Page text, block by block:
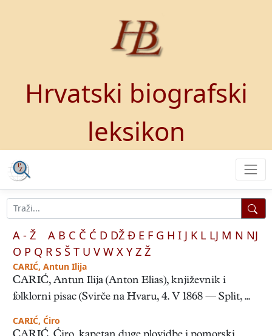
Hrvatski biografski
leksikon
A - Ž A B C Č Ć D DŽ Đ E F G H I J K L LJ M N NJ
O P Q R S Š T U V W X Y Z Ž
CARIĆ, Antun Ilija
CARIĆ, Antun Ilija (Anton Elias), književnik i
folklorni pisac (Svirče na Hvaru, 4. V 1868 — Split, ...
CARIĆ, Ćiro